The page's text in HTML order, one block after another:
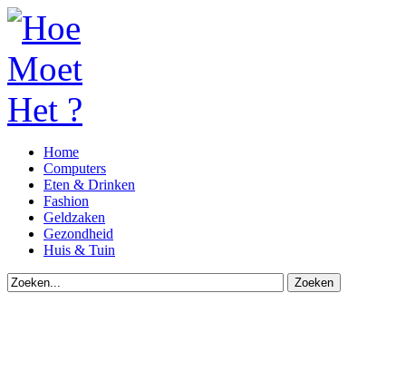
Home
Computers
Eten & Drinken
Fashion
Geldzaken
Gezondheid
Huis & Tuin